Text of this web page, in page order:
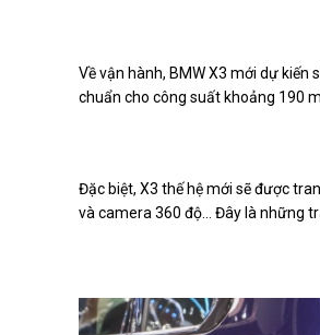
Về vận hành, BMW X3 mới dự kiến
chuẩn cho công suất khoảng 190
Đặc biệt, X3 thế hệ mới sẽ được
và camera 360 độ… Đây là những